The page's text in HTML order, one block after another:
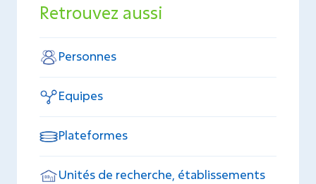
Retrouvez aussi
Personnes
Equipes
Plateformes
Unités de recherche, établissements